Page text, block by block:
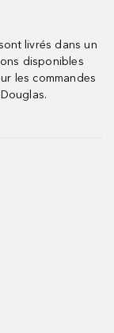
livrés dans un
disponibles
les commandes